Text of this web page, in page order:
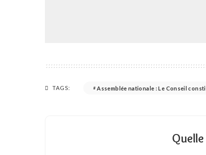
TAGS: Assemblée nationale : Le Conseil